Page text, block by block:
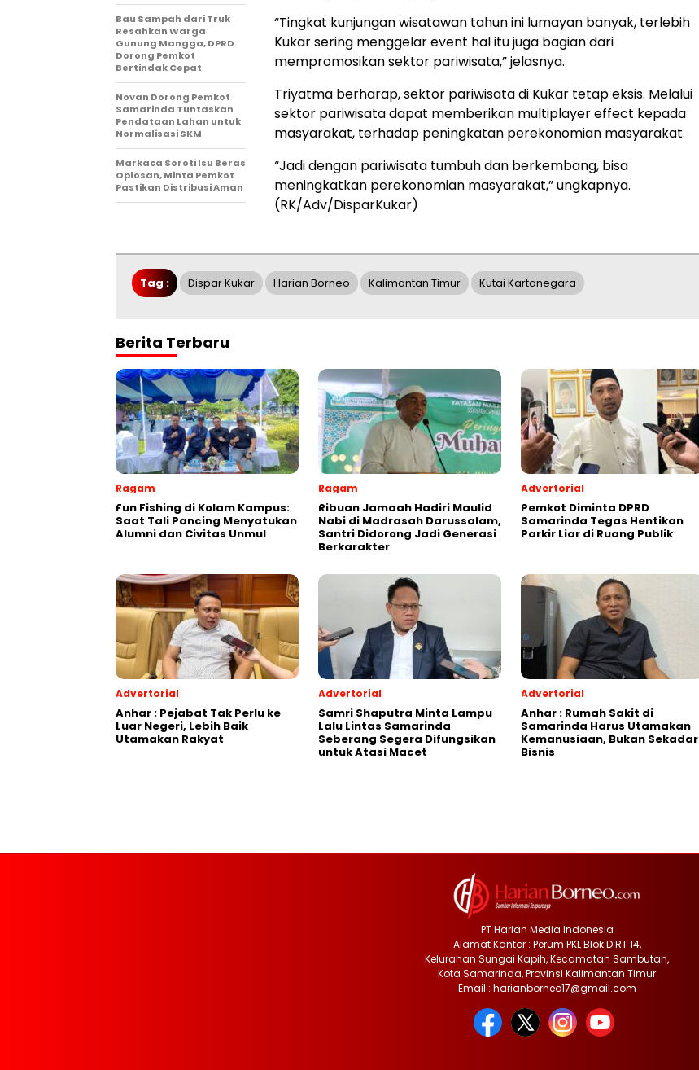
“Tingkat kunjungan wisatawan tahun ini lumayan banyak, terlebih
Kukar sering menggelar event hal itu juga bagian dari
mempromosikan sektor pariwisata,” jelasnya.
Triyatma berharap, sektor pariwisata di Kukar tetap eksis. Melalui
sektor pariwisata dapat memberikan multiplayer effect kepada
masyarakat, terhadap peningkatan perekonomian masyarakat.
“Jadi dengan pariwisata tumbuh dan berkembang, bisa
meningkatkan perekonomian masyarakat,” ungkapnya.
(RK/Adv/DisparKukar)
Bau Sampah dari Truk
Resahkan Warga
Gunung Mangga, DPRD
Dorong Pemkot
Bertindak Cepat
Novan Dorong Pemkot
Samarinda Tuntaskan
Pendataan Lahan untuk
Normalisasi SKM
Markaca Soroti Isu Beras
Oplosan, Minta Pemkot
Pastikan Distribusi Aman
Tag : Dispar Kukar Harian Borneo Kalimantan Timur Kutai Kartanegara
Berita Terbaru
Ragam
Fun Fishing di Kolam Kampus:
Saat Tali Pancing Menyatukan
Alumni dan Civitas Unmul
Ragam
Ribuan Jamaah Hadiri Maulid
Nabi di Madrasah Darussalam,
Santri Didorong Jadi Generasi
Berkarakter
Advertorial
Pemkot Diminta DPRD
Samarinda Tegas Hentikan
Parkir Liar di Ruang Publik
Advertorial
Anhar : Pejabat Tak Perlu ke
Luar Negeri, Lebih Baik
Utamakan Rakyat
Advertorial
Samri Shaputra Minta Lampu
Lalu Lintas Samarinda
Seberang Segera Difungsikan
untuk Atasi Macet
Advertorial
Anhar : Rumah Sakit di
Samarinda Harus Utamakan
Kemanusiaan, Bukan Sekadar
Bisnis
PT Harian Media Indonesia
Alamat Kantor : Perum PKL Blok D RT 14,
Kelurahan Sungai Kapih, Kecamatan Sambutan,
Kota Samarinda, Provinsi Kalimantan Timur
Email : harianborneo17@gmail.com